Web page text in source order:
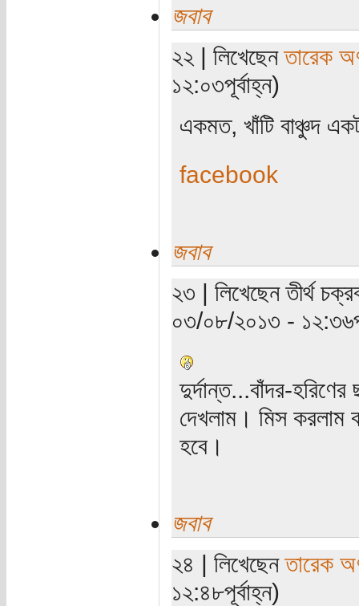
জবাব
২২ | লিখেছেনতারেক
১২:০৩পূর্বাহ্ন)
একমত, খাঁটি বাঞ্চুদ
facebook
জবাব
২৩ | লিখেছেন তীর্থ
০৩/০৮/২০১৩ -
দুর্দান্ত...বাঁদর-
দেখলাম। মিস করলাম
হবে।
জবাব
২৪ | লিখেছেনতারেক
১২:৪৮পূর্বাহ্ন)